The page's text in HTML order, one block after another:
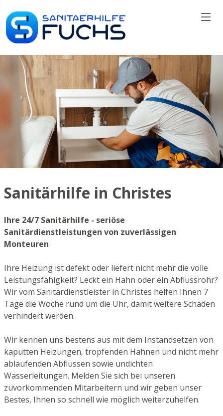
Sanitärhilfe in Christes
Ihre 24/7 Sanitärhilfe - seriöse
Sanitärdienstleistungen von zuverlässigen
Monteuren
Ihre Heizung ist defekt oder liefert nicht mehr die volle
Leistungsfähigkeit? Leckt ein Hahn oder ein Abflussrohr?
Wir vom Sanitärdienstleister in Christes helfen Ihnen 7
Tage die Woche rund um die Uhr, damit weitere Schäden
verhindert werden.
Wir kennen uns bestens aus mit dem Instandsetzen von
kaputten Heizungen, tropfenden Hähnen und nicht mehr
ablaufenden Abflüssen sowie undichten
Wasserleitungen. Melden Sie sich bei unseren
zuvorkommenden Mitarbeitern und wir geben unser
Bestes, Ihnen so schnell wie möglich weiterzuhelfen.